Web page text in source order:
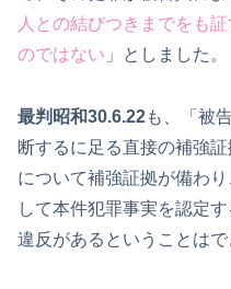
人との結びつきまでをも
のではない 」としました。
最判昭和30.6.22も、「被
断するに足る直接の補強
について補強証拠が備わ
して本件犯罪事実を認定
違反があるということはで